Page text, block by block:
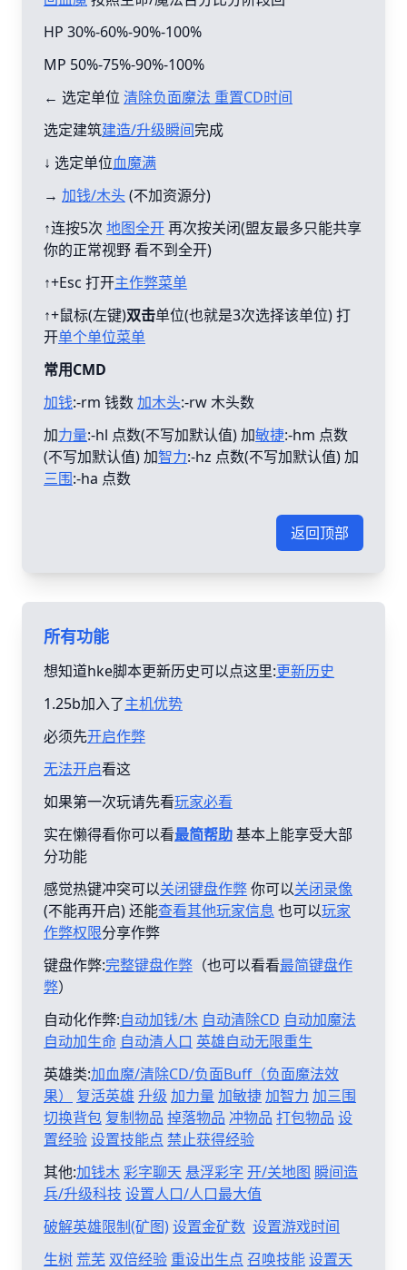
HP 30%-60%-90%-100%
MP 50%-75%-90%-100%
← 选定单位 清除负面魔法 重置CD时间
选定建筑建造/升级瞬间完成
↓ 选定单位血魔满
→ 加钱/木头(不加资源分)
↑连按5次 地图全开再次按关闭(盟友最多只能共享
你的正常视野 看不到全开)
↑+Esc 打开主作弊菜单
↑+鼠标(左键)双击单位(也就是3次选择该单位) 打
开单个单位菜单
常用CMD
加钱:-rm 钱数加木头:-rw 木头数
加力量:-hl 点数(不写加默认值) 加敏捷:-hm 点数
(不写加默认值) 加智力:-hz 点数(不写加默认值) 加
三围:-ha 点数
返回顶部
所有功能
想知道hke脚本更新历史可以点这里:更新历史
1.25b加入了主机优势
必须先开启作弊
无法开启看这
如果第一次玩请先看玩家必看
实在懒得看你可以看最简帮助基本上能享受大部
分功能
感觉热键冲突可以关闭键盘作弊你可以关闭录像
(不能再开启) 还能查看其他玩家信息 也可以玩家
作弊权限分享作弊
键盘作弊:完整键盘作弊 （也可以看看最简键盘作
弊）
自动化作弊:自动加钱/木 自动清除CD 自动加魔法
自动加生命 自动清人口 英雄自动无限重生
英雄类:加血魔/清除CD/负面Buff（负面魔法效
果）
复活英雄 升级 加力量 加敏捷加智力 加三围
切换背包 复制物品 掉落物品 冲物品 打包物品 设
置经验设置技能点 禁止获得经验
其他:加钱木彩字聊天 悬浮彩字 开/关地图 瞬间造
兵/升级科技 设置人口/人口最大值
破解英雄限制(矿图)设置金矿数 设置游戏时间
生树 荒芜 双倍经验 重设出生点 召唤技能设置天